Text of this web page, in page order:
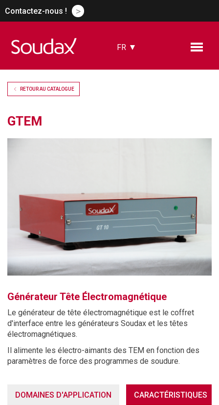
Contactez-nous ! >
FR
RETOUR AU CATALOGUE
GTEM
Générateur Tête Électromagnétique
Le générateur de tête électromagnétique est le coffret
d'interface entre les générateurs Soudax et les têtes
électromagnétiques.
Il alimente les électro-aimants des TEM en fonction des
paramètres de force des programmes de soudure.
DOMAINES D'APPLICATION CARACTÉRISTIQUES